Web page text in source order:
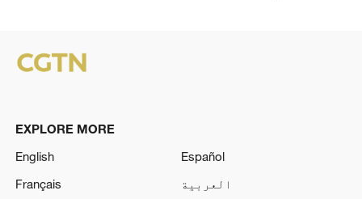
EXPLORE MORE
English
Español
Français
العربية